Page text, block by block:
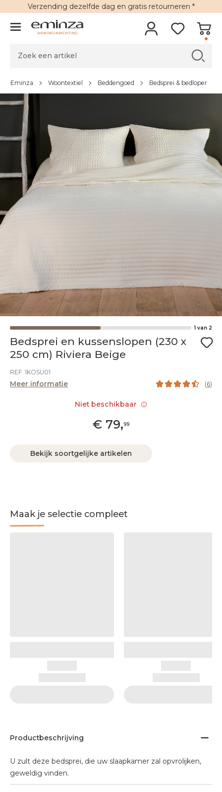
Verzending dezelfde dag en gratis retourneren *
WONINGINRICHTING
Eminza Woontextiel Beddengoed Bedsprei & bedloper
1 van 2
Bedsprei en kussenslopen (230 x
250 cm) Riviera Beige
REF. 1KOSU01
Meer informatie (6)
€ 79,99
Bekijk soortgelijke artikelen
Maak je selectie compleet
Productbeschrijving
U zult deze bedsprei, die uw slaapkamer zal opvrolijken,
geweldig vinden.